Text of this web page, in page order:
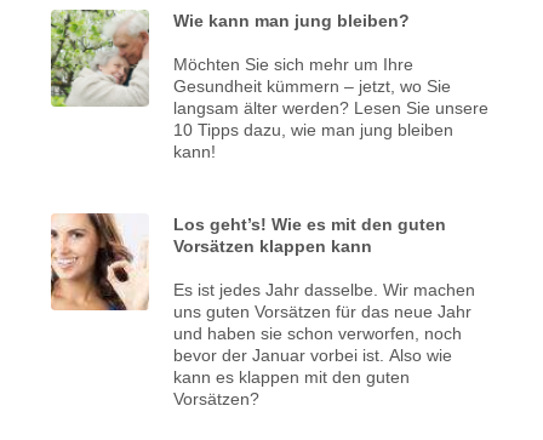
Wie kann man jung bleiben?
Möchten Sie sich mehr um Ihre
Gesundheit kümmern – jetzt, wo Sie
langsam älter werden? Lesen Sie unsere
10 Tipps dazu, wie man jung bleiben
kann!
Los geht’s! Wie es mit den guten
Vorsätzen klappen kann
Es ist jedes Jahr dasselbe. Wir machen
uns guten Vorsätzen für das neue Jahr
und haben sie schon verworfen, noch
bevor der Januar vorbei ist. Also wie
kann es klappen mit den guten
Vorsätzen?